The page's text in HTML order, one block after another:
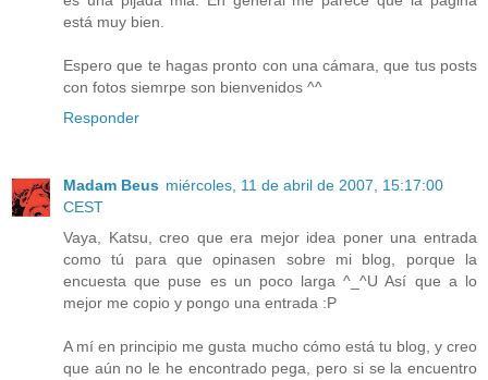
está muy bien.
Espero que te hagas pronto con una cámara, que tus posts
con fotos siemrpe son bienvenidos ^^
Responder
Madam Beus miércoles, 11 de abril de 2007, 15:17:00
CEST
Vaya, Katsu, creo que era mejor idea poner una entrada
como tú para que opinasen sobre mi blog, porque la
encuesta que puse es un poco larga ^_^U Así que a lo
mejor me copio y pongo una entrada :P
A mí en principio me gusta mucho cómo está tu blog, y creo
que aún no le he encontrado pega, pero si se la encuentro